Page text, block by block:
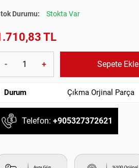
Durumu: Stokta Var
TL
- + Sepete Ekle
Durum Çıkma Orjinal Parça
Telefon: +905327372621